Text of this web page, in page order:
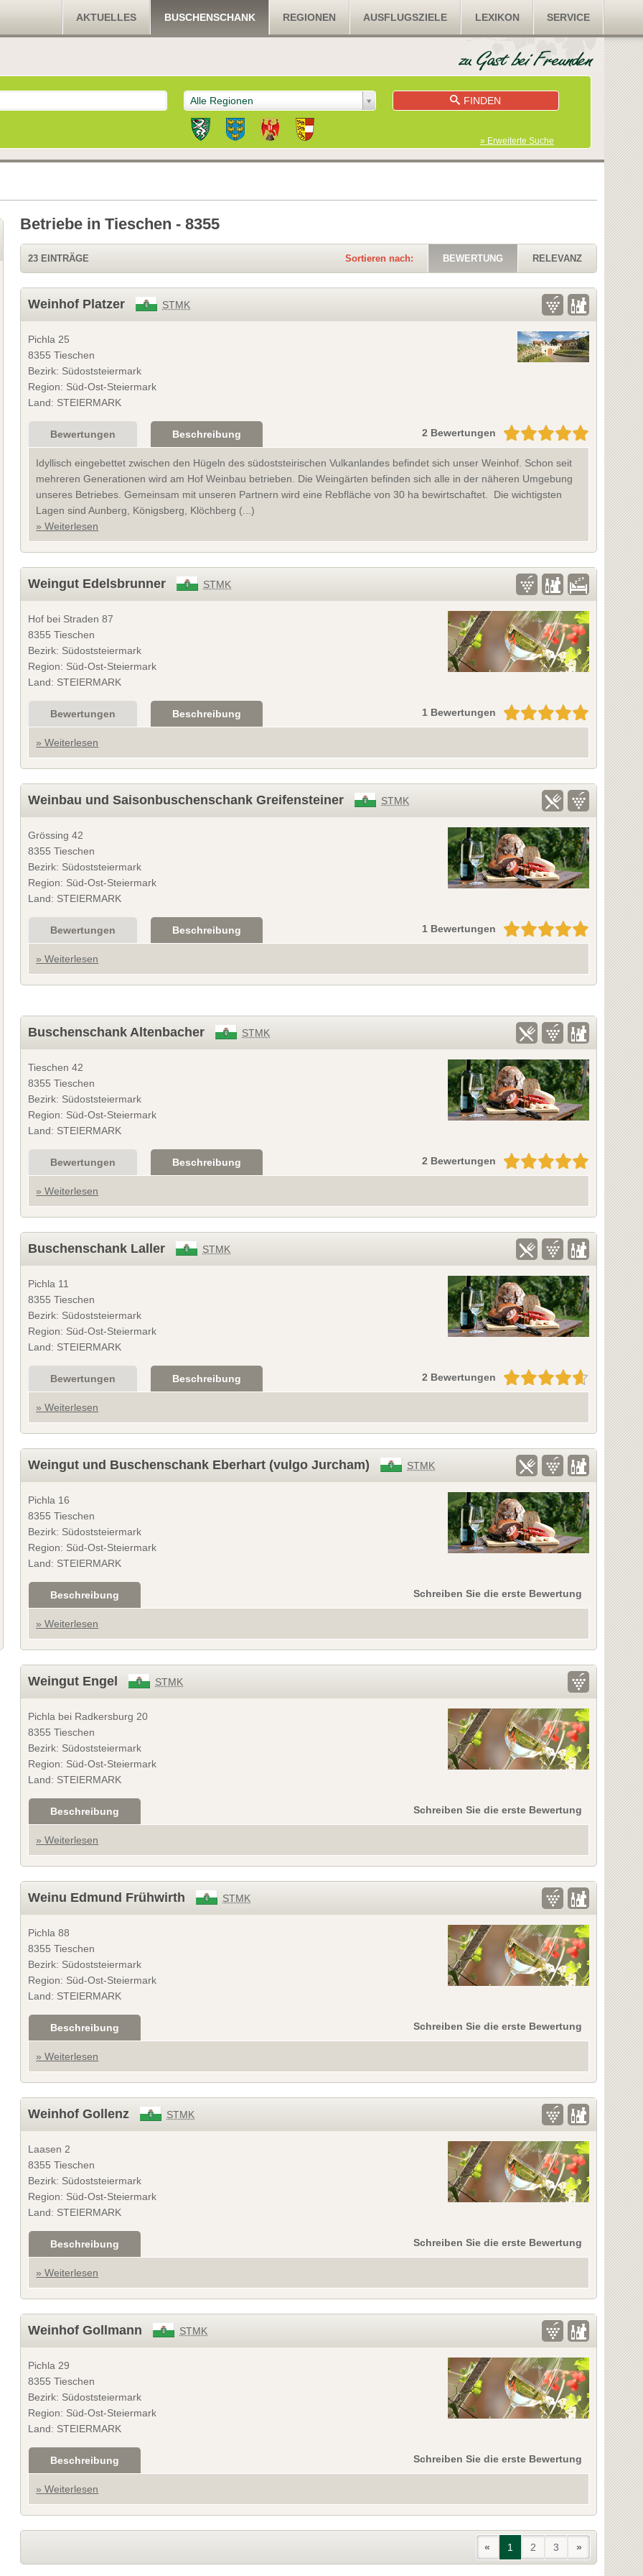
AKTUELLES BUSCHENSCHANK REGIONEN AUSFLUGSZIELE LEXIKON SERVICE
Alle Regionen FINDEN
» Erweiterte Suche
Betriebe in Tieschen - 8355
23 EINTRÄGE Sortieren nach: BEWERTUNG RELEVANZ
Weinhof Platzer STMK
Pichla 25
8355 Tieschen
Bezirk: Südoststeiermark
Region: Süd-Ost-Steiermark
Land: STEIERMARK
Bewertungen Beschreibung 2 Bewertungen
Idyllisch eingebettet zwischen den Hügeln des südoststeirischen Vulkanlandes befindet sich unser Weinhof. Schon seit
mehreren Generationen wird am Hof Weinbau betrieben. Die Weingärten befinden sich alle in der näheren Umgebung
unseres Betriebes. Gemeinsam mit unseren Partnern wird eine Rebfläche von 30 ha bewirtschaftet. Die wichtigsten
Lagen sind Aunberg, Königsberg, Klöchberg (...)
» Weiterlesen
Weingut Edelsbrunner STMK
Hof bei Straden 87
8355 Tieschen
Bezirk: Südoststeiermark
Region: Süd-Ost-Steiermark
Land: STEIERMARK
Bewertungen Beschreibung 1 Bewertungen
» Weiterlesen
Weinbau und Saisonbuschenschank Greifensteiner STMK
Grössing 42
8355 Tieschen
Bezirk: Südoststeiermark
Region: Süd-Ost-Steiermark
Land: STEIERMARK
Bewertungen Beschreibung 1 Bewertungen
» Weiterlesen
Buschenschank Altenbacher STMK
Tieschen 42
8355 Tieschen
Bezirk: Südoststeiermark
Region: Süd-Ost-Steiermark
Land: STEIERMARK
Bewertungen Beschreibung 2 Bewertungen
» Weiterlesen
Buschenschank Laller STMK
Pichla 11
8355 Tieschen
Bezirk: Südoststeiermark
Region: Süd-Ost-Steiermark
Land: STEIERMARK
Bewertungen Beschreibung 2 Bewertungen
» Weiterlesen
Weingut und Buschenschank Eberhart (vulgo Jurcham) STMK
Pichla 16
8355 Tieschen
Bezirk: Südoststeiermark
Region: Süd-Ost-Steiermark
Land: STEIERMARK
Beschreibung Schreiben Sie die erste Bewertung
» Weiterlesen
Weingut Engel STMK
Pichla bei Radkersburg 20
8355 Tieschen
Bezirk: Südoststeiermark
Region: Süd-Ost-Steiermark
Land: STEIERMARK
Beschreibung Schreiben Sie die erste Bewertung
» Weiterlesen
Weinu Edmund Frühwirth STMK
Pichla 88
8355 Tieschen
Bezirk: Südoststeiermark
Region: Süd-Ost-Steiermark
Land: STEIERMARK
Beschreibung Schreiben Sie die erste Bewertung
» Weiterlesen
Weinhof Gollenz STMK
Laasen 2
8355 Tieschen
Bezirk: Südoststeiermark
Region: Süd-Ost-Steiermark
Land: STEIERMARK
Beschreibung Schreiben Sie die erste Bewertung
» Weiterlesen
Weinhof Gollmann STMK
Pichla 29
8355 Tieschen
Bezirk: Südoststeiermark
Region: Süd-Ost-Steiermark
Land: STEIERMARK
Beschreibung Schreiben Sie die erste Bewertung
» Weiterlesen
« 1 2 3 »